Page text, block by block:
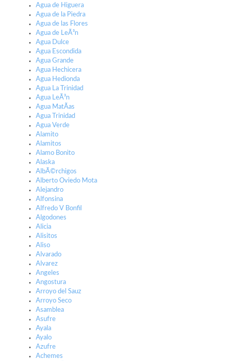
Agua de Higuera
Agua de la Piedra
Agua de las Flores
Agua de LeÃ³n
Agua Dulce
Agua Escondida
Agua Grande
Agua Hechicera
Agua Hedionda
Agua La Trinidad
Agua LeÃ³n
Agua MatÃ­as
Agua Trinidad
Agua Verde
Alamito
Alamitos
Alamo Bonito
Alaska
AlbÃ©rchigos
Alberto Oviedo Mota
Alejandro
Alfonsina
Alfredo V Bonfil
Algodones
Alicia
Alisitos
Aliso
Alvarado
Alvarez
Angeles
Angostura
Arroyo del Sauz
Arroyo Seco
Asamblea
Asufre
Ayala
Ayalo
Azufre
Achemes